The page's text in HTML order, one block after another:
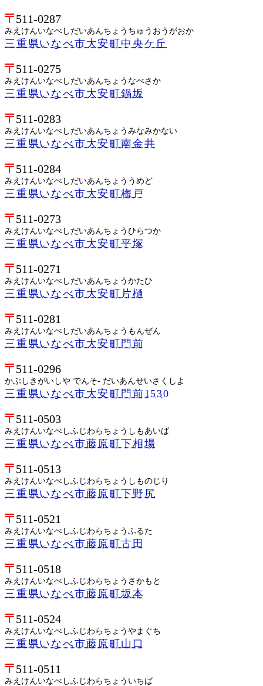
511-0287
みえけんいなべしだいあんちょうちゅうおうがおか
三重県いなべ市大安町中央ケ丘
511-0275
みえけんいなべしだいあんちょうなべさか
三重県いなべ市大安町鍋坂
511-0283
みえけんいなべしだいあんちょうみなみかない
三重県いなべ市大安町南金井
511-0284
みえけんいなべしだいあんちょううめど
三重県いなべ市大安町梅戸
511-0273
みえけんいなべしだいあんちょうひらつか
三重県いなべ市大安町平塚
511-0271
みえけんいなべしだいあんちょうかたひ
三重県いなべ市大安町片樋
511-0281
みえけんいなべしだいあんちょうもんぜん
三重県いなべ市大安町門前
511-0296
かぶしきがいしや でんそ- だいあんせいさくしよ
三重県いなべ市大安町門前1530
511-0503
みえけんいなべしふじわらちょうしもあいば
三重県いなべ市藤原町下相場
511-0513
みえけんいなべしふじわらちょうしものじり
三重県いなべ市藤原町下野尻
511-0521
みえけんいなべしふじわらちょうふるた
三重県いなべ市藤原町古田
511-0518
みえけんいなべしふじわらちょうさかもと
三重県いなべ市藤原町坂本
511-0524
みえけんいなべしふじわらちょうやまぐち
三重県いなべ市藤原町山口
511-0511
みえけんいなべしふじわらちょういちば